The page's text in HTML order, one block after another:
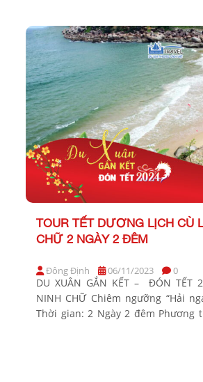
TOUR TẾT DƯƠNG LỊCH CÙ
CHỮ 2 NGÀY 2 ĐÊM
Đông Định 06/11/2023 0
DU XUÂN GẮN KẾT – ĐÓN TẾT
NINH CHỮ Chiêm ngưỡng “Hải
Thời gian: 2 Ngày 2 đêm Phương